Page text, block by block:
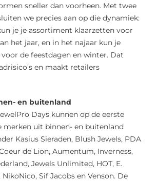
sneller dan voorheen. Met twee
we precies aan op die dynamiek:
je je assortiment klaarzetten voor
het jaar, en in het najaar kun je
de feestdagen en winter. Dat
en maakt retailers
en buitenland
Days kunnen op de eerste
merken uit binnen- en buitenland
Kasius Sieraden, Blush Jewels, PDA
de Lion, Aumentum, Inverness,
Jewels Unlimited, HOT, E.
Sif Jacobs en Venson. De